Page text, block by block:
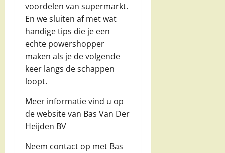
voordelen van supermarkt.
En we sluiten af met wat
handige tips die je een
echte powershopper
maken als je de volgende
keer langs de schappen
loopt.
Meer informatie vind u op
de website van Bas Van Der
Heijden BV
Neem contact op met Bas